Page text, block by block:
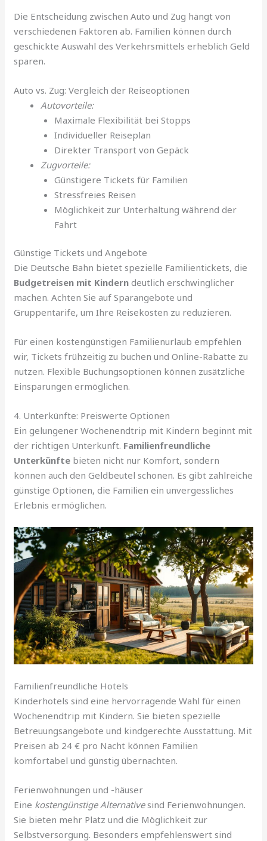
Die Entscheidung zwischen Auto und Zug hängt von
verschiedenen Faktoren ab. Familien können durch
geschickte Auswahl des Verkehrsmittels erheblich Geld
sparen.
Auto vs. Zug: Vergleich der Reiseoptionen
Autovorteile:
Maximale Flexibilität bei Stopps
Individueller Reiseplan
Direkter Transport von Gepäck
Zugvorteile:
Günstigere Tickets für Familien
Stressfreies Reisen
Möglichkeit zur Unterhaltung während der
Fahrt
Günstige Tickets und Angebote
Die Deutsche Bahn bietet spezielle Familientickets, die
Budgetreisen mit Kindern deutlich erschwinglicher
machen. Achten Sie auf Sparangebote und
Gruppentarife, um Ihre Reisekosten zu reduzieren.
Für einen kostengünstigen Familienurlaub empfehlen
wir, Tickets frühzeitig zu buchen und Online-Rabatte zu
nutzen. Flexible Buchungsoptionen können zusätzliche
Einsparungen ermöglichen.
4. Unterkünfte: Preiswerte Optionen
Ein gelungener Wochenendtrip mit Kindern beginnt mit
der richtigen Unterkunft. Familienfreundliche
Unterkünfte bieten nicht nur Komfort, sondern
können auch den Geldbeutel schonen. Es gibt zahlreiche
günstige Optionen, die Familien ein unvergessliches
Erlebnis ermöglichen.
Familienfreundliche Hotels
Kinderhotels sind eine hervorragende Wahl für einen
Wochenendtrip mit Kindern. Sie bieten spezielle
Betreuungsangebote und kindgerechte Ausstattung. Mit
Preisen ab 24 € pro Nacht können Familien
komfortabel und günstig übernachten.
Ferienwohnungen und -häuser
Eine kostengünstige Alternativesind Ferienwohnungen.
Sie bieten mehr Platz und die Möglichkeit zur
Selbstversorgung. Besonders empfehlenswert sind